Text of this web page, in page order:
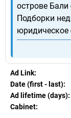
острове
Подборки
юридическое
Ad Link:
Date (first - last):
Ad lifetime (days):
Cabinet: